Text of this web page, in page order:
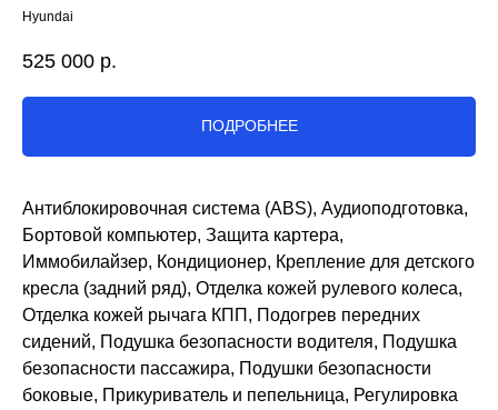
Hyundai
525 000 р.
ПОДРОБНЕЕ
Антиблокировочная система (ABS), Аудиоподготовка,
Бортовой компьютер, Защита картера,
Иммобилайзер, Кондиционер, Крепление для детского
кресла (задний ряд), Отделка кожей рулевого колеса,
Отделка кожей рычага КПП, Подогрев передних
сидений, Подушка безопасности водителя, Подушка
безопасности пассажира, Подушки безопасности
боковые, Прикуриватель и пепельница, Регулировка